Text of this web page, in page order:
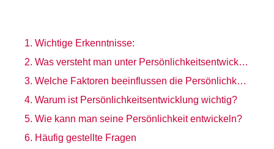
Wichtige Erkenntnisse:
Was versteht man unter Persönlichkeitsentwicklung?
Welche Faktoren beeinflussen die Persönlichkeitsentwicklung?
Warum ist Persönlichkeitsentwicklung wichtig?
Wie kann man seine Persönlichkeit entwickeln?
Häufig gestellte Fragen